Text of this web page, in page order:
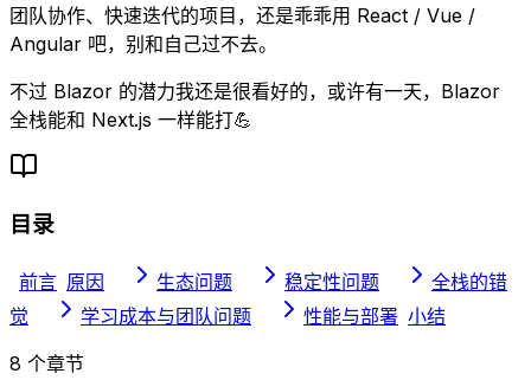
团队协作、快速迭代的项目，还是乖乖用 React / Vue /
Angular 吧，别和自己过不去。
不过 Blazor 的潜力我还是很看好的，或许有一天，Blazor
全栈能和 Next.js 一样能打💪
目录
前言 原因 生态问题 稳定性问题
全栈的错
觉
学习成本与团队问题 性能与部署 小结
8 个章节